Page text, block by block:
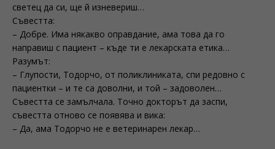
светец да си, ще й изневериш…
Съвестта:
– Добре. Има някакво оправдание, ама това да го
направиш с пациент – къде ти е лекарската етика…
Разумът:
– Глупости, Тодорчо, от поликлиниката, спи редовно с
пациентки – и те са доволни, и той – задоволен…
Съвестта се замълчала. Точно докторът да заспи,
съвестта отново се появява и вика:
– Да, ама Тодорчо не е ветеринарен лекар…